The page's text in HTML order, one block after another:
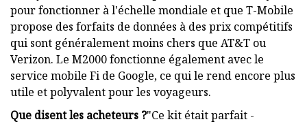
pour fonctionner à l'échelle mondiale et que T-Mobile
propose des forfaits de données à des prix compétitifs
qui sont généralement moins chers que AT&T ou
Verizon. Le M2000 fonctionne également avec le
service mobile Fi de Google, ce qui le rend encore plus
utile et polyvalent pour les voyageurs.
Que disent les acheteurs ?"Ce kit était parfait -